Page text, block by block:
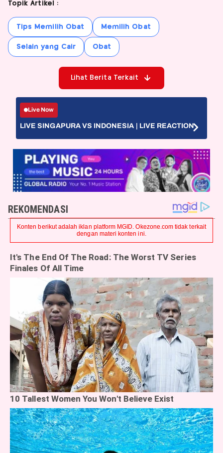
Topik Artikel :
Tips Memilih Obat Memilih Obat
Selain yang Cair Obat
Lihat Berita Terkait
Live Now
LIVE SINGAPURA VS INDONESIA | LIVE REACTION